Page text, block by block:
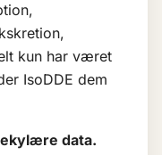
kun har været
IsoDDE dem
data.